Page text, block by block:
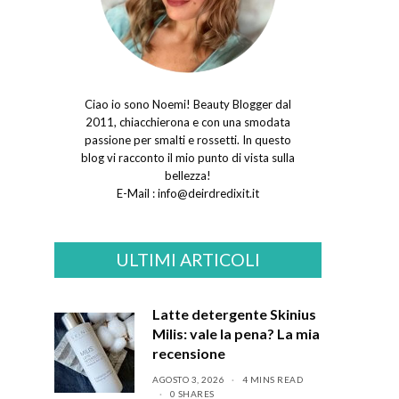
Ciao io sono Noemi! Beauty Blogger dal
2011, chiacchierona e con una smodata
passione per smalti e rossetti. In questo
blog vi racconto il mio punto di vista sulla
bellezza!
E-Mail :info@deirdredixit.it
ULTIMI ARTICOLI
Latte detergente Skinius
Milis: vale la pena? La mia
recensione
AGOSTO 3, 2026
4 MINS READ
0 SHARES